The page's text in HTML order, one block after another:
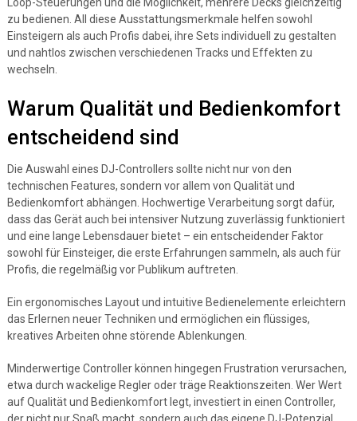
zu bedienen. All diese Ausstattungsmerkmale helfen sowohl
Einsteigern als auch Profis dabei, ihre Sets individuell zu gestalten
und nahtlos zwischen verschiedenen Tracks und Effekten zu
wechseln.
Warum Qualität und Bedienkomfort
entscheidend sind
Die Auswahl eines DJ-Controllers sollte nicht nur von den
technischen Features, sondern vor allem von Qualität und
Bedienkomfort abhängen. Hochwertige Verarbeitung sorgt dafür,
dass das Gerät auch bei intensiver Nutzung zuverlässig funktioniert
und eine lange Lebensdauer bietet – ein entscheidender Faktor
sowohl für Einsteiger, die erste Erfahrungen sammeln, als auch für
Profis, die regelmäßig vor Publikum auftreten.
Ein ergonomisches Layout und intuitive Bedienelemente erleichtern
das Erlernen neuer Techniken und ermöglichen ein flüssiges,
kreatives Arbeiten ohne störende Ablenkungen.
Minderwertige Controller können hingegen Frustration verursachen,
etwa durch wackelige Regler oder träge Reaktionszeiten. Wer Wert
auf Qualität und Bedienkomfort legt, investiert in einen Controller,